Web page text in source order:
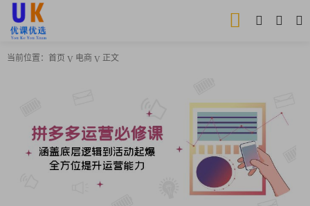
当前位置： 首页 电商 正文